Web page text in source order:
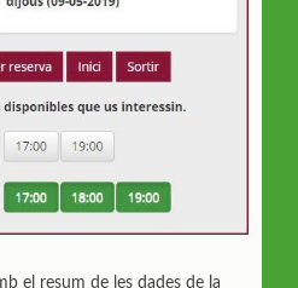
el resum de les dades de la